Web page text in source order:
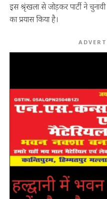
इस श्रृंखला से जोड़कर पार्टी ने
का प्रयास किया है।